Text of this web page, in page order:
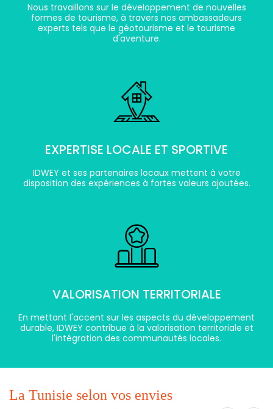
Nous travaillons sur le développement de nouvelles
formes de tourisme, à travers nos ambassadeurs
experts tels que le géotourisme et le tourisme
d'aventure.
EXPERTISE LOCALE ET SPORTIVE
IDWEY et ses partenaires locaux mettent à votre
disposition des expériences à fortes valeurs ajoutées.
VALORISATION TERRITORIALE
En mettant l'accent sur les aspects du développement
durable, IDWEY contribue à la valorisation territoriale et
l'intégration des communautés locales.
La Tunisie selon vos envies